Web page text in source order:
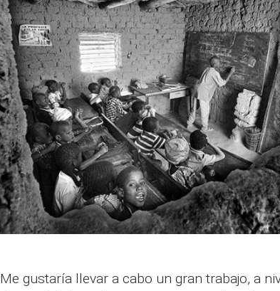
Me gustaría llevar a cabo un gran trabajo, a